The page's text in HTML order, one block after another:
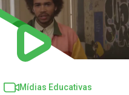
Mídias Educativas